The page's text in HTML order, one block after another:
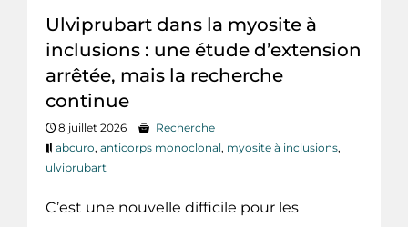
Ulviprubart dans la myosite à
inclusions : une étude d’extension
arrêtée, mais la recherche
continue
8 juillet 2026
Recherche
abcuro, anticorps monoclonal, myosite à inclusions,
ulviprubart
C’est une nouvelle difficile pour les